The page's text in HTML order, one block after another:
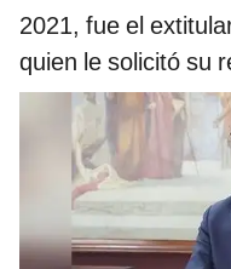
2021, fue el
quien le solicitó su